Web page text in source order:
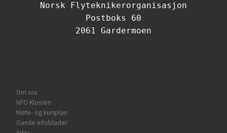
Norsk Flyteknikerorganisasjon
Postboks 60
2061 Gardermoen
Om oss
NFO Klossen
Møte- og kursplan
Gamle infoblader